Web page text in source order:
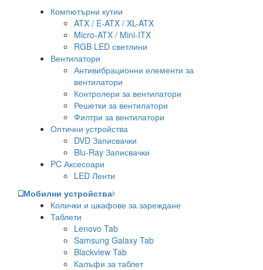
Компютърни кутии
ATX / E-ATX / XL-ATX
Micro-ATX / Mini-ITX
RGB LED светлини
Вентилатори
Антивибрационни елементи за
вентилатори
Контролери за вентилатори
Решетки за вентилатори
Филтри за вентилатори
Оптични устройства
DVD Записвачки
Blu-Ray Записвачки
PC Аксесоари
LED Ленти
Мобилни устройства
Колички и шкафове за зареждане
Таблети
Lenovo Tab
Samsung Galaxy Tab
Blackview Tab
Калъфи за таблет